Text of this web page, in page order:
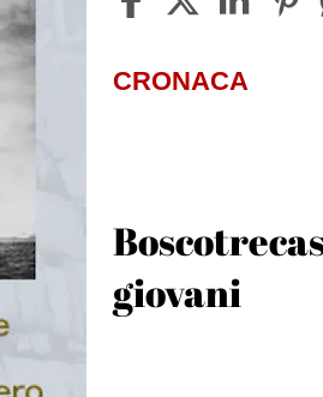
CRONACA
giovani